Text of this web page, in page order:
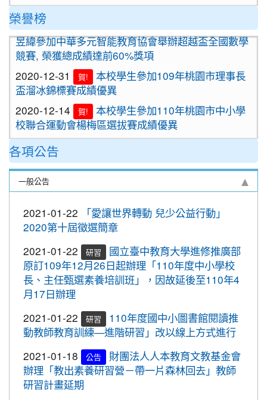
2020-09-24＜新制上路＞明年起，餐廳應標示豬肉
原料原產地。
2020-09-24＜新制上路＞明年起，貢丸水餃等應標
示豬肉原料原產地
2020-09-09
重要
『109年國家防災日演習』地震速
報演練，臨震應變「趴下、掩護、穩住」
『Earthquake Disaster Drill』
2020-09-08 重要
車子在走，駕照要有。 交通部及
桃園市政府關心您！
2020-09-08 重要
停一下海闊天空，讓一下保百年
身。 交通部及桃園市政府關心您！
2020-09-08
清晨夜晚穿亮衣，運動散步才放
心。 交通部與桃園市政府關心您！
2020-10-19節水抗旱全民一起來
2020-10-19防疫期間勤洗手，更要關緊水龍頭
2020-10-05109年流感疫苗開打了，10月5日起守護
最重要的人，桃園市政府關心您。
豬肉原料原產地。
2020-09-24＜新制上路＞明年起，餐廳應標示豬肉
原料原產地。
2020-09-24＜新制上路＞明年起，貢丸水餃等應標
示豬肉原料原產地
榮譽榜
2021-01-13
昱緯參加中華多元智能教育協會舉辦超越盃全國數學
競賽, 榮獲總成績達前60%獎項
2020-12-31
賀!
本校學生參加109年桃園市理事長
盃溜冰錦標賽成績優異
2020-12-14
賀!
本校學生參加110年桃園市中小學
校聯合運動會楊梅區選拔賽成績優異
2020-12-10 賀!
本校學生參加2020年名人盃冬季校
園圍棋對抗賽 成績優異
2020-11-17
本校學生參加臺北市109年第38屆
中正盃溜冰錦標賽成績優異
2020-11-16
賀!
恭賀本校六年四班學生林恩如參加
桃園市109年度「3Q達人故事甄選活動」，榮獲EQ
2020-11-06
賀!
本校學生參加2020年壢運盃羽球錦
標賽成績優異
2020-10-27
2020-10-27 賀!
本校學生參加109年桃園市議長盃
跆拳道錦標賽成績優異
2020-10-27 賀!
本校學生參加運動i台灣109年桃園
市平鎮楊梅區羽球社區聯誼賽成績優異
各項公告
一般公告
2021-01-22
「愛讓世界轉動 兒少公益行動」
2020第十屆徵選簡章
2021-01-22
研習
國立臺中教育大學進修推廣部
原訂109年12月26日起辦理「110年度中小學校
長、主任甄選素養培訓班」，因故延後至110年4
月17日辦理
2021-01-22
研習
110年度國中小圖書館閱讀推
動教師教育訓練—進階研習」改以線上方式進行
2021-01-18
公告
財團法人人本教育文教基金會
辦理「教出素養研習營－帶一片森林回去」教師
研習計畫延期